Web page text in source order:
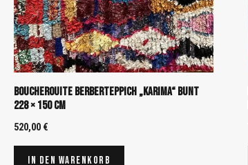
Boucherouite Berberteppich „Karima“ Bunt
228 × 150 cm
520,00 €
In den Warenkorb